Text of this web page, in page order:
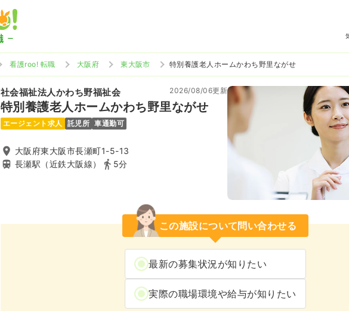
看護roo! 転職 大阪府 東大阪市 特別養護老人ホームかわち野里ながせ
社会福祉法人かわち野福祉会
特別養護老人ホームかわち野里ながせ
2026/08/06更新
エージェント求人 託児所 車通勤可
大阪府東大阪市長瀬町1-5-13
長瀬駅（近鉄大阪線）
5分
この施設について問い合わせる
最新の募集状況が知りたい
実際の職場環境や給与が知りたい